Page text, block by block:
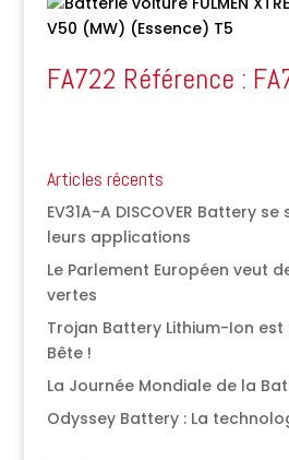
FA722 Référence :
Articles récents
EV31A-A DISCOVER Battery
leurs applications
Le Parlement Européen veut
vertes
Trojan Battery Lithium-Ion est
Bête !
La Journée Mondiale de la
Odyssey Battery : La